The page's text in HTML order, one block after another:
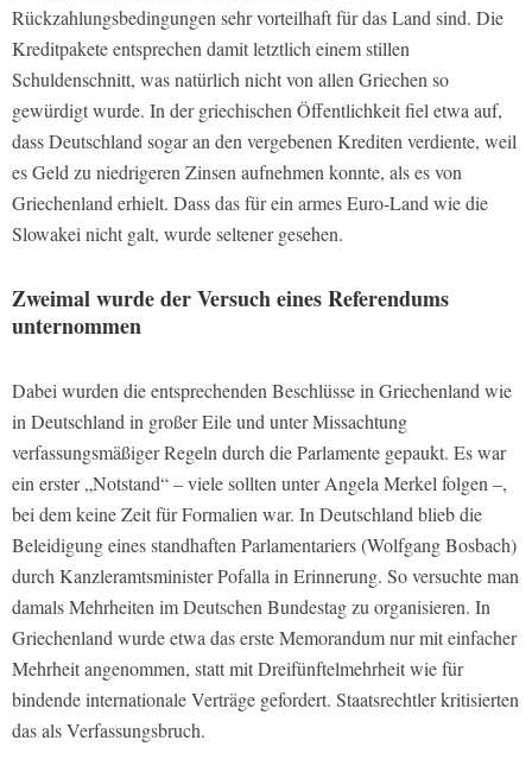
Rückzahlungsbedingungen sehr vorteilhaft für das Land sind. Die
Kreditpakete entsprechen damit letztlich einem stillen
Schuldenschnitt, was natürlich nicht von allen Griechen so
gewürdigt wurde. In der griechischen Öffentlichkeit fiel etwa auf,
dass Deutschland sogar an den vergebenen Krediten verdiente, weil
es Geld zu niedrigeren Zinsen aufnehmen konnte, als es von
Griechenland erhielt. Dass das für ein armes Euro-Land wie die
Slowakei nicht galt, wurde seltener gesehen.
Zweimal wurde der Versuch eines Referendums
unternommen
Dabei wurden die entsprechenden Beschlüsse in Griechenland wie
in Deutschland in großer Eile und unter Missachtung
verfassungsmäßiger Regeln durch die Parlamente gepaukt. Es war
ein erster „Notstand“ – viele sollten unter Angela Merkel folgen –,
bei dem keine Zeit für Formalien war. In Deutschland blieb die
Beleidigung eines standhaften Parlamentariers (Wolfgang Bosbach)
durch Kanzleramtsminister Pofalla in Erinnerung. So versuchte man
damals Mehrheiten im Deutschen Bundestag zu organisieren. In
Griechenland wurde etwa das erste Memorandum nur mit einfacher
Mehrheit angenommen, statt mit Dreifünftelmehrheit wie für
bindende internationale Verträge gefordert. Staatsrechtler kritisierten
das als Verfassungsbruch.